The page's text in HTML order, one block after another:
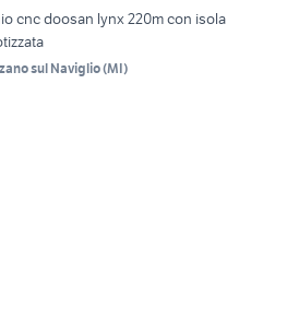
cnc doosan lynx 220m con isola
sul Naviglio(MI)